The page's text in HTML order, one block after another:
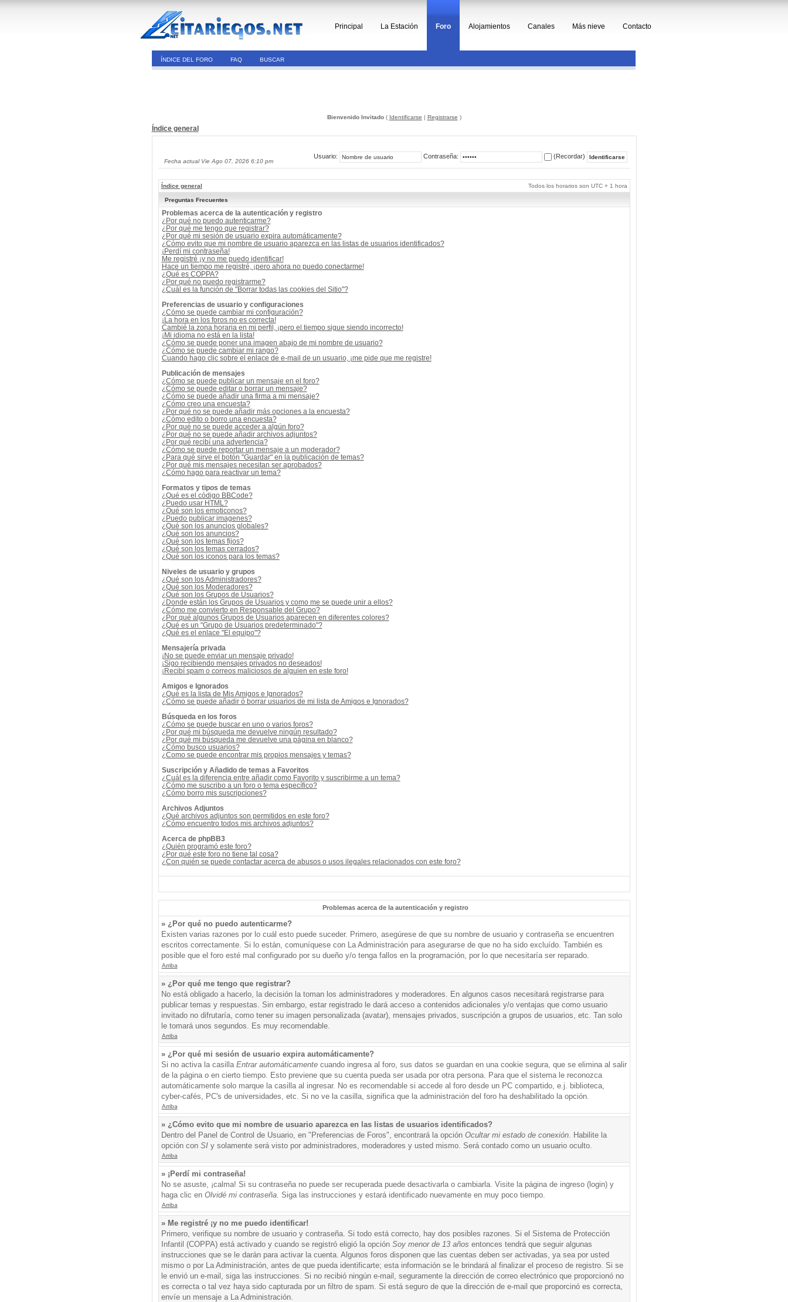
Principal La Estación Foro Alojamientos Canales Más nieve Contacto
ÍNDICE DEL FORO FAQ BUSCAR
Bienvenido Invitado( Identificarse | Registrarse )
Índice general
Fecha actual Vie Ago 07, 2026 6:10 pm
Usuario: Contraseña: (Recordar)
Índice general Todos los horarios son UTC + 1 hora
Preguntas Frecuentes
Problemas acerca de la autenticación y registro
¿Por qué no puedo autenticarme?
¿Por qué me tengo que registrar?
¿Por qué mi sesión de usuario expira automáticamente?
¿Cómo evito que mi nombre de usuario aparezca en las listas de usuarios identificados?
¡Perdí mi contraseña!
Me registré ¡y no me puedo identificar!
Hace un tiempo me registré, ¡pero ahora no puedo conectarme!
¿Qué es COPPA?
¿Por qué no puedo registrarme?
¿Cuál es la función de "Borrar todas las cookies del Sitio"?
Preferencias de usuario y configuraciones
¿Cómo se puede cambiar mi configuración?
¡La hora en los foros no es correcta!
Cambié la zona horaria en mi perfil, ¡pero el tiempo sigue siendo incorrecto!
¡Mi idioma no está en la lista!
¿Cómo se puede poner una imagen abajo de mi nombre de usuario?
¿Cómo se puede cambiar mi rango?
Cuando hago clic sobre el enlace de e-mail de un usuario, ¡me pide que me registre!
Publicación de mensajes
¿Cómo se puede publicar un mensaje en el foro?
¿Cómo se puede editar o borrar un mensaje?
¿Cómo se puede añadir una firma a mi mensaje?
¿Cómo creo una encuesta?
¿Por qué no se puede añadir más opciones a la encuesta?
¿Cómo edito o borro una encuesta?
¿Por qué no se puede acceder a algún foro?
¿Por qué no se puede añadir archivos adjuntos?
¿Por qué recibí una advertencia?
¿Cómo se puede reportar un mensaje a un moderador?
¿Para qué sirve el botón "Guardar" en la publicación de temas?
¿Por qué mis mensajes necesitan ser aprobados?
¿Cómo hago para reactivar un tema?
Formatos y tipos de temas
¿Qué es el código BBCode?
¿Puedo usar HTML?
¿Qué son los emoticonos?
¿Puedo publicar imagenes?
¿Qué son los anuncios globales?
¿Qué son los anuncios?
¿Qué son los temas fijos?
¿Qué son los temas cerrados?
¿Qué son los iconos para los temas?
Niveles de usuario y grupos
¿Qué son los Administradores?
¿Qué son los Moderadores?
¿Qué son los Grupos de Usuarios?
¿Donde están los Grupos de Usuarios y como me se puede unir a ellos?
¿Cómo me convierto en Responsable del Grupo?
¿Por qué algunos Grupos de Usuarios aparecen en diferentes colores?
¿Qué es un "Grupo de Usuarios predeterminado"?
¿Qué es el enlace "El equipo"?
Mensajería privada
¡No se puede enviar un mensaje privado!
¡Sigo recibiendo mensajes privados no deseados!
¡Recibí spam o correos maliciosos de alguien en este foro!
Amigos e Ignorados
¿Qué es la lista de Mis Amigos e Ignorados?
¿Cómo se puede añadir ó borrar usuarios de mi lista de Amigos e Ignorados?
Búsqueda en los foros
¿Cómo se puede buscar en uno o varios foros?
¿Por qué mi búsqueda me devuelve ningún resultado?
¿Por qué mi búsqueda me devuelve una página en blanco?
¿Cómo busco usuarios?
¿Como se puede encontrar mis propios mensajes y temas?
Suscripción y Añadido de temas a Favoritos
¿Cuál es la diferencia entre añadir como Favorito y suscribirme a un tema?
¿Cómo me suscribo a un foro o tema específico?
¿Cómo borro mis suscripciones?
Archivos Adjuntos
¿Qué archivos adjuntos son permitidos en este foro?
¿Cómo encuentro todos mis archivos adjuntos?
Acerca de phpBB3
¿Quién programó este foro?
¿Por qué este foro no tiene tal cosa?
¿Con quién se puede contactar acerca de abusos o usos ilegales relacionados con este foro?
Problemas acerca de la autenticación y registro
» ¿Por qué no puedo autenticarme?
Existen varias razones por lo cuál esto puede suceder. Primero, asegúrese de que su nombre de usuario y contraseña se encuentren
escritos correctamente. Si lo están, comuníquese con La Administración para asegurarse de que no ha sido excluído. También es
posible que el foro esté mal configurado por su dueño y/o tenga fallos en la programación, por lo que necesitaría ser reparado.
Arriba
» ¿Por qué me tengo que registrar?
No está obligado a hacerlo, la decisión la toman los administradores y moderadores. En algunos casos necesitará registrarse para
publicar temas y respuestas. Sin embargo, estar registrado le dará acceso a contenidos adicionales y/o ventajas que como usuario
invitado no difrutaría, como tener su imagen personalizada (avatar), mensajes privados, suscripción a grupos de usuarios, etc. Tan solo
le tomará unos segundos. Es muy recomendable.
Arriba
» ¿Por qué mi sesión de usuario expira automáticamente?
Si no activa la casilla Entrar automáticamentecuando ingresa al foro, sus datos se guardan en una cookie segura, que se elimina al salir
de la página o en cierto tiempo. Esto previene que su cuenta pueda ser usada por otra persona. Para que el sistema le reconozca
automáticamente solo marque la casilla al ingresar. No es recomendable si accede al foro desde un PC compartido, e.j. biblioteca,
cyber-cafés, PC's de universidades, etc. Si no ve la casilla, significa que la administración del foro ha deshabilitado la opción.
Arriba
» ¿Cómo evito que mi nombre de usuario aparezca en las listas de usuarios identificados?
Dentro del Panel de Control de Usuario, en "Preferencias de Foros", encontrará la opción Ocultar mi estado de conexión. Habilite la
opción con SIy solamente será visto por administradores, moderadores y usted mismo. Será contado como un usuario oculto.
Arriba
» ¡Perdí mi contraseña!
No se asuste, ¡calma! Si su contraseña no puede ser recuperada puede desactivarla o cambiarla. Visite la página de ingreso (login) y
haga clic en Olvidé mi contraseña. Siga las instrucciones y estará identificado nuevamente en muy poco tiempo.
Arriba
» Me registré ¡y no me puedo identificar!
Primero, verifique su nombre de usuario y contraseña. Si todo está correcto, hay dos posibles razones. Si el Sistema de Protección
Infantil (COPPA) está activado y cuando se registró eligió la opción Soy menor de 13 años entonces tendrá que seguir algunas
instrucciones que se le darán para activar la cuenta. Algunos foros disponen que las cuentas deben ser activadas, ya sea por usted
mismo o por La Administración, antes de que pueda identificarte; esta información se le brindará al finalizar el proceso de registro. Si se
le envió un e-mail, siga las instrucciones. Si no recibió ningún e-mail, seguramente la dirección de correo electrónico que proporcionó no
es correcta o tal vez haya sido capturada por un filtro de spam. Si está seguro de que la dirección de e-mail que proporcinó es correcta,
envíe un mensaje a La Administración.